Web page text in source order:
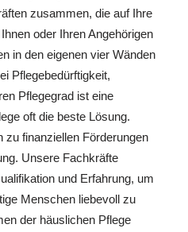
zusammen, die auf Ihre
oder Ihren Angehörigen
in den eigenen vier Wänden
Pflegebedürftigkeit,
Pflegegrad ist eine
oft die beste Lösung.
zu finanziellen Förderungen
Unsere Fachkräfte
und Erfahrung, um
Menschen liebevoll zu
der häuslichen Pflege